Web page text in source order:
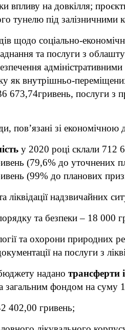
впливу на довкілля;
тунелю під
щодо соціально-
та послуги з
як внутрішньо-
673,74гривень, послуги з
пов’язані зі
у 2020 році склали 712
(79,6% до уточнених
(99% до планових
ліквідації надзвичайних
та безпеки – 18 000
та охорони
на послуги з
надано
загальним фондом на суму
402,00 гривень;